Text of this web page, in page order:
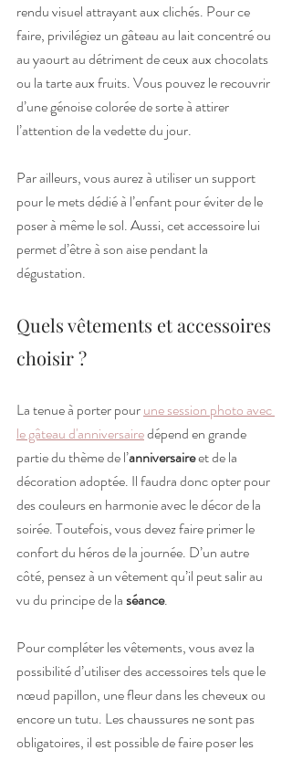
rendu visuel attrayant aux clichés. Pour ce
faire, privilégiez un gâteau au lait concentré ou
au yaourt au détriment de ceux aux chocolats
ou la tarte aux fruits. Vous pouvez le recouvrir
d’une génoise colorée de sorte à attirer
l’attention de la vedette du jour.
Par ailleurs, vous aurez à utiliser un support
pour le mets dédié à l’enfant pour éviter de le
poser à même le sol. Aussi, cet accessoire lui
permet d’être à son aise pendant la
dégustation.
Quels vêtements et accessoires
choisir ?
La tenue à porter pour une session photo avec
le gâteau d'anniversaire dépend en grande
partie du thème de l’anniversaire et de la
décoration adoptée. Il faudra donc opter pour
des couleurs en harmonie avec le décor de la
soirée. Toutefois, vous devez faire primer le
confort du héros de la journée. D’un autre
côté, pensez à un vêtement qu’il peut salir au
vu du principe de la séance.
Pour compléter les vêtements, vous avez la
possibilité d’utiliser des accessoires tels que le
nœud papillon, une fleur dans les cheveux ou
encore un tutu. Les chaussures ne sont pas
obligatoires, il est possible de faire poser les